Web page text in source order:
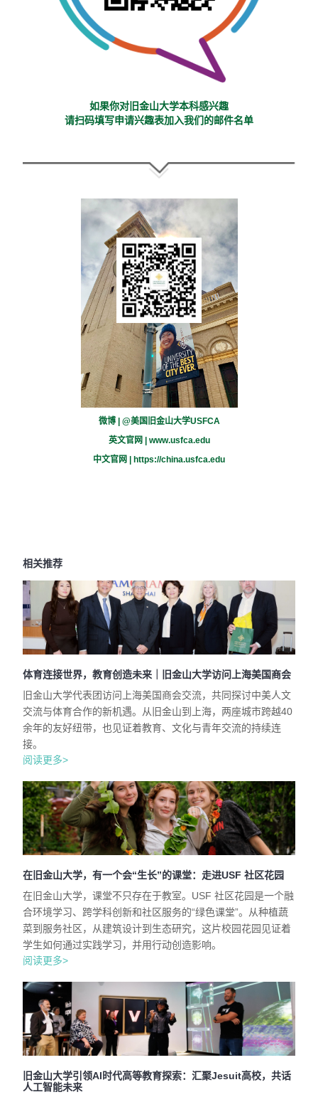
如果你对旧金山大学本科感兴趣
请扫码填写申请兴趣表加入我们的邮件名单
微博 | @美国旧金山大学USFCA
英文官网 | www.usfca.edu
中文官网 |
https://china.usfca.edu
相关推荐
体育连接世界，教育创造未来｜旧金山大学访问上海美国商会
旧金山大学代表团访问上海美国商会交流，共同探讨中美人文
交流与体育合作的新机遇。从旧金山到上海，两座城市跨越40
余年的友好纽带，也见证着教育、文化与青年交流的持续连
接。
阅读更多>
在旧金山大学，有一个会“生长”的课堂：走进USF 社区花园
在旧金山大学，课堂不只存在于教室。USF 社区花园是一个融
合环境学习、跨学科创新和社区服务的“绿色课堂”。从种植蔬
菜到服务社区，从建筑设计到生态研究，这片校园花园见证着
学生如何通过实践学习，并用行动创造影响。
阅读更多>
旧金山大学引领AI时代高等教育探索：汇聚Jesuit高校，共话
人工智能未来